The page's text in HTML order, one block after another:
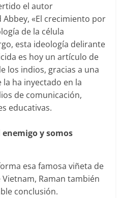
el autor
«El crecimiento por
de la célula
esta ideología delirante
es hoy un artículo de
los indios, gracias a una
ha inyectado en la
de comunicación,
educativas.
y somos
esa famosa viñeta de
Raman también
conclusión.